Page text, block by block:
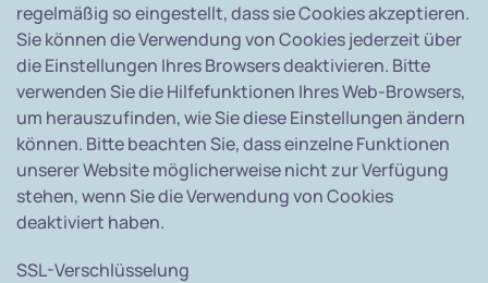
regelmäßig so eingestellt, dass sie Cookies akzeptieren.
Sie können die Verwendung von Cookies jederzeit über
die Einstellungen Ihres Browsers deaktivieren. Bitte
verwenden Sie die Hilfefunktionen Ihres Web-Browsers,
um herauszufinden, wie Sie diese Einstellungen ändern
können. Bitte beachten Sie, dass einzelne Funktionen
unserer Website möglicherweise nicht zur Verfügung
stehen, wenn Sie die Verwendung von Cookies
deaktiviert haben.
SSL-Verschlüsselung